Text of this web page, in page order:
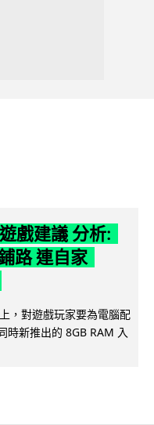
戲建議 分析:
路 連自家
，對遊戲玩家要為電腦配
時新推出的 8GB RAM 入